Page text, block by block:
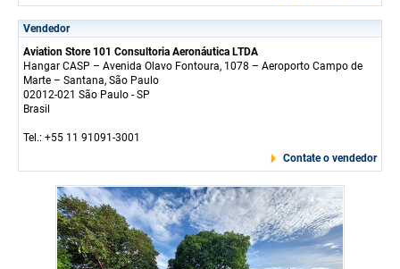
Vendedor
Aviation Store 101 Consultoria Aeronáutica LTDA
Hangar CASP – Avenida Olavo Fontoura, 1078 – Aeroporto Campo de
Marte – Santana, São Paulo
02012-021 São Paulo - SP
Brasil
Tel.: +55 11 91091-3001
Contate o vendedor